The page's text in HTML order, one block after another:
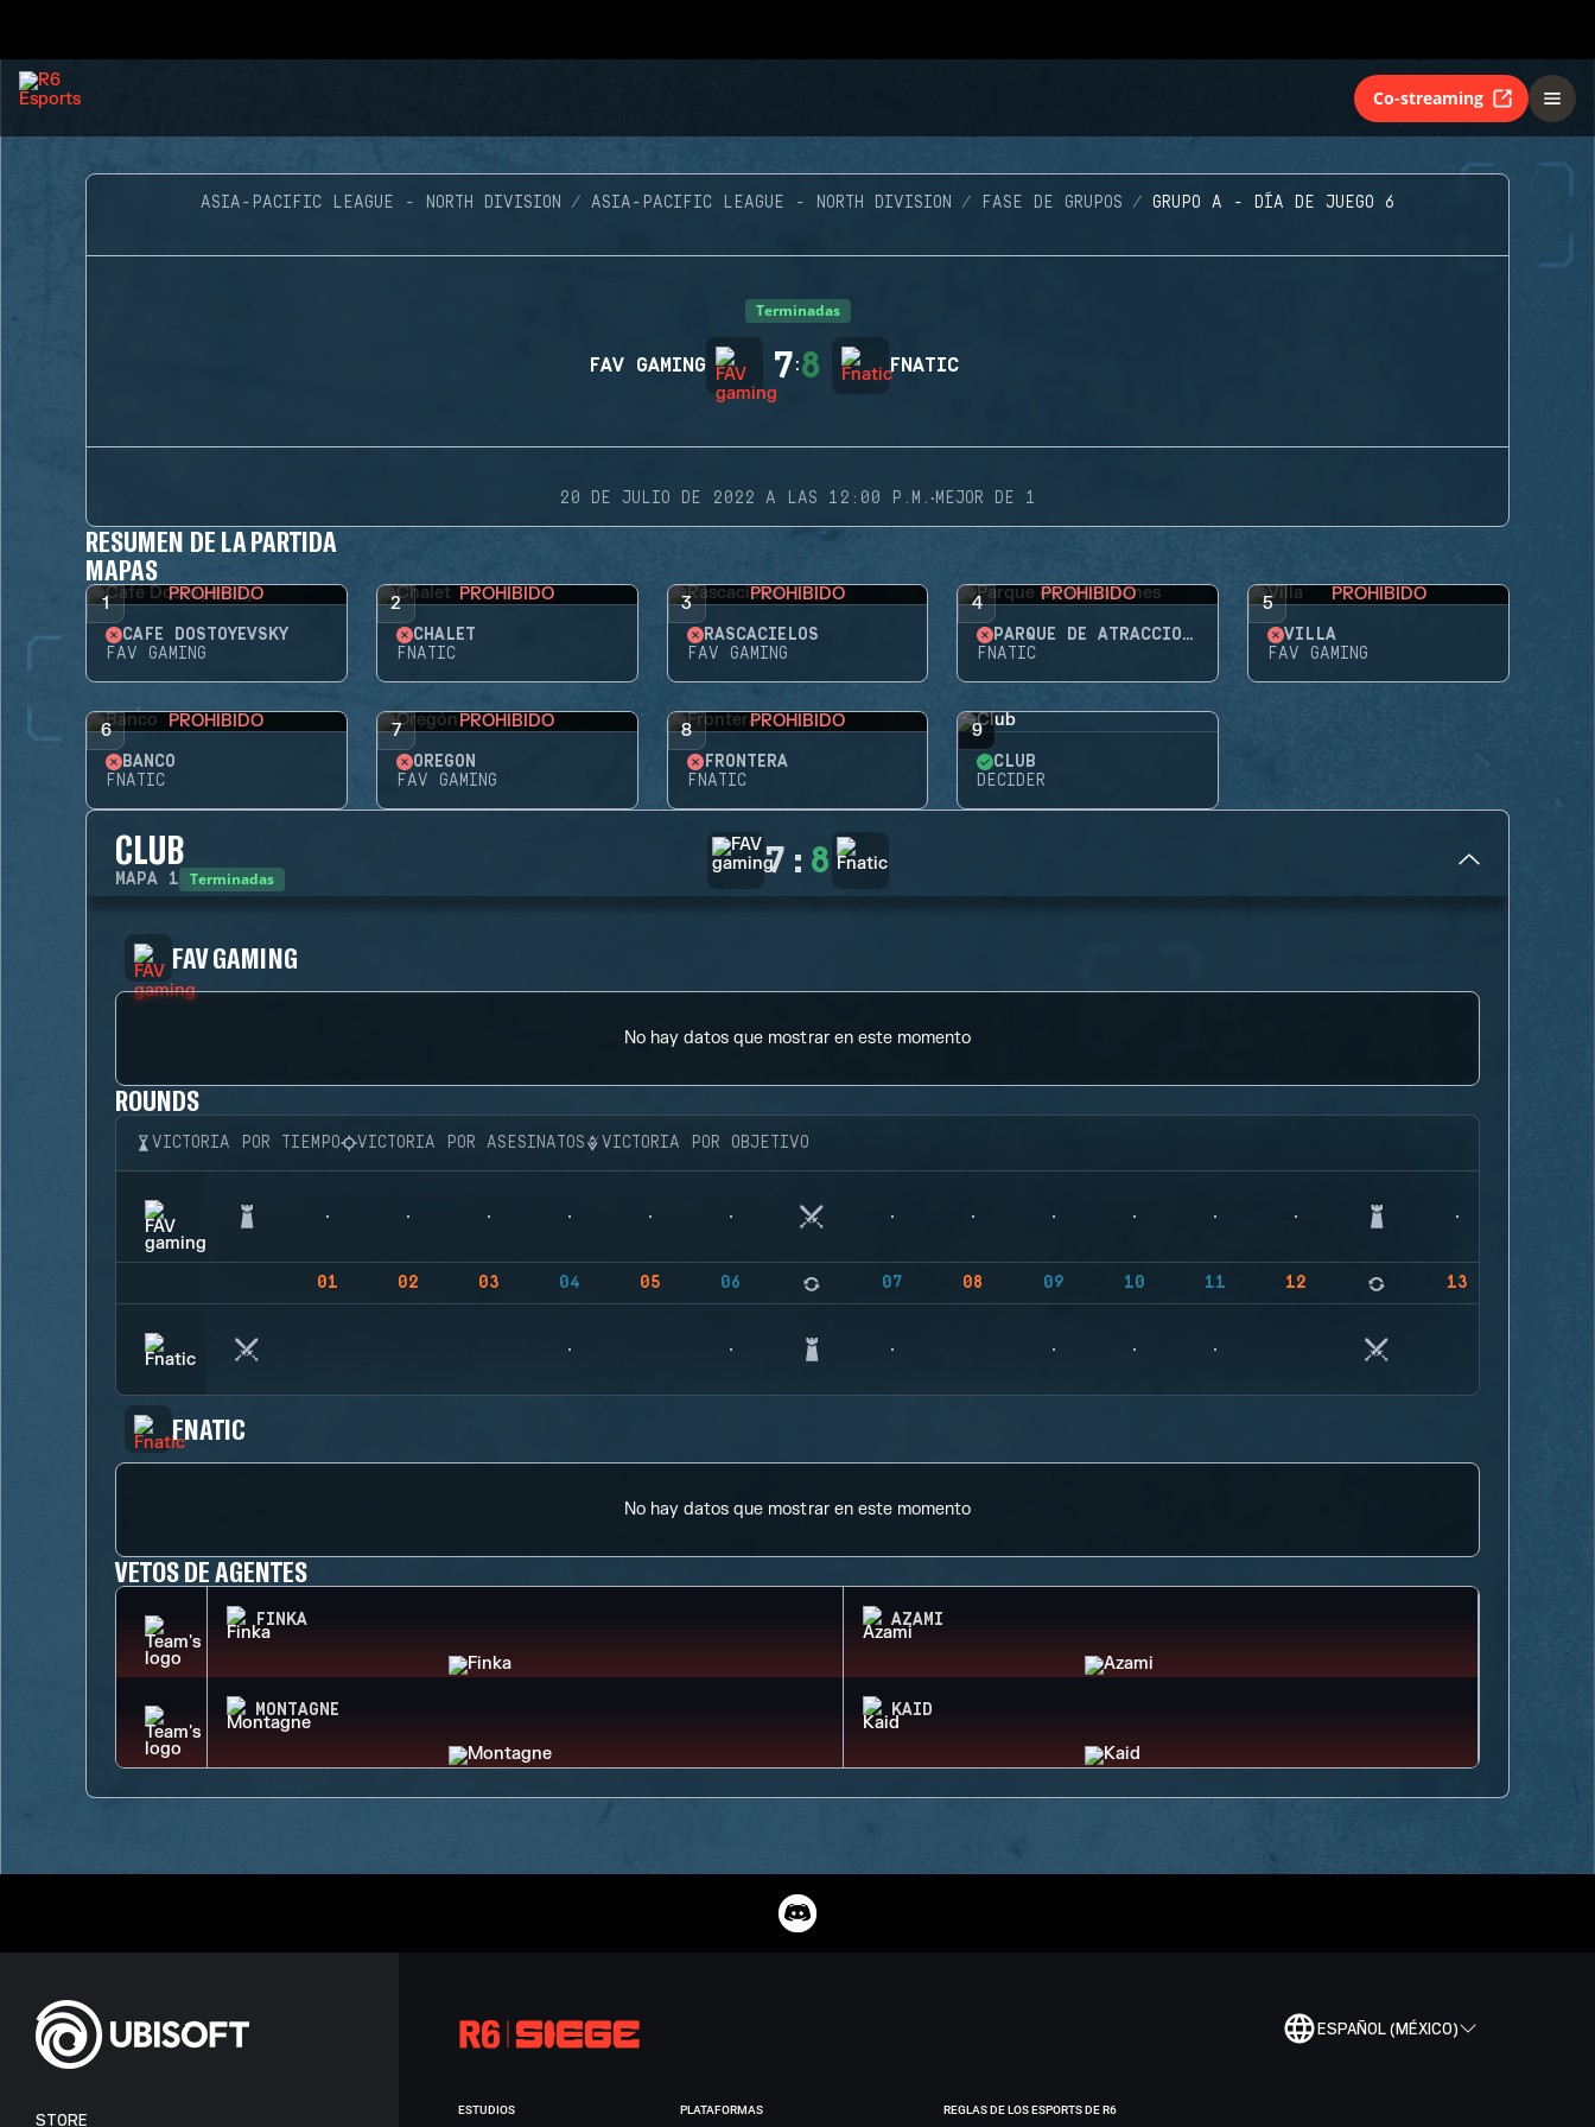
Co-streaming
ASIA-PACIFIC LEAGUE - NORTH DIVISION ASIA-PACIFIC LEAGUE - NORTH DIVISION FASE DE GRUPOS GRUPO A - DÍA DE JUEGO 6
Terminadas
FAV GAMING 7:8 FNATIC
20 DE JULIO DE 2022 A LAS 12:00 P.M. ·MEJOR DE 1
RESUMEN DE LA PARTIDA
MAPAS
1 PROHIBIDO
CAFÉ DOSTOYEVSKY
FAV GAMING
2 PROHIBIDO
CHALET
FNATIC
3 PROHIBIDO
RASCACIELOS
FAV GAMING
4 PROHIBIDO
PARQUE DE ATRACCIONES
FNATIC
5 PROHIBIDO
VILLA
FAV GAMING
6 PROHIBIDO
BANCO
FNATIC
7 PROHIBIDO
OREGÓN
FAV GAMING
8 PROHIBIDO
FRONTERA
FNATIC
9
CLUB
DECIDER
CLUB
MAPA 1 Terminadas 7 : 8
FAV GAMING
No hay datos que mostrar en este momento
ROUNDS
VICTORIA POR TIEMPO VICTORIA POR ASESINATOS VICTORIA POR OBJETIVO
01 02 03 04 05 06 07 08 09 10 11 12 13
FNATIC
No hay datos que mostrar en este momento
VETOS DE AGENTES
FINKA AZAMI
MONTAGNE KAID
ESPAÑOL (MÉXICO)
STORE
ESTUDIOS PLATAFORMAS REGLAS DE LOS ESPORTS DE R6